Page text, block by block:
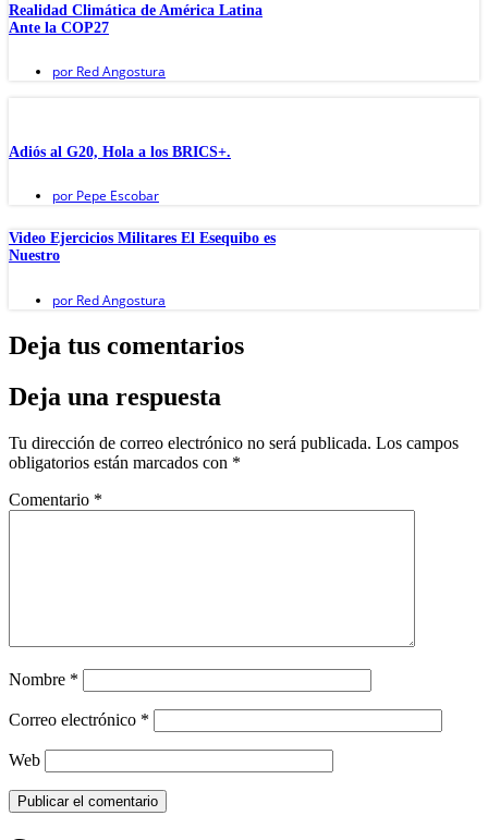
Realidad Climática de América Latina
Ante la COP27
por Red Angostura
Adiós al G20, Hola a los BRICS+.
por Pepe Escobar
Video Ejercicios Militares El Esequibo es
Nuestro
por Red Angostura
Deja tus comentarios
Deja una respuesta
Tu dirección de correo electrónico no será publicada. Los campos
obligatorios están marcados con *
Comentario *
Nombre *
Correo electrónico *
Web